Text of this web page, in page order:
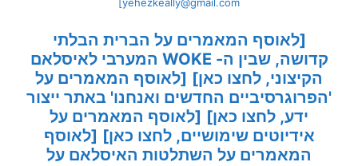
[לאוסף המאמרים על הברית הבלתי
קדושה, שבין ה- WOKE המערבי לאיסלאם
הקיצוני, לחצו כאן] [לאוסף המאמרים על
'הפרוגרסיביים החדשים ואנחנו' באתר ייצור
ידע, לחצו כאן] [לאוסף המאמרים על
אידיוטים שימושיים, לחצו כאן] [לאוסף
המאמרים על השתלטות האיסלאם על